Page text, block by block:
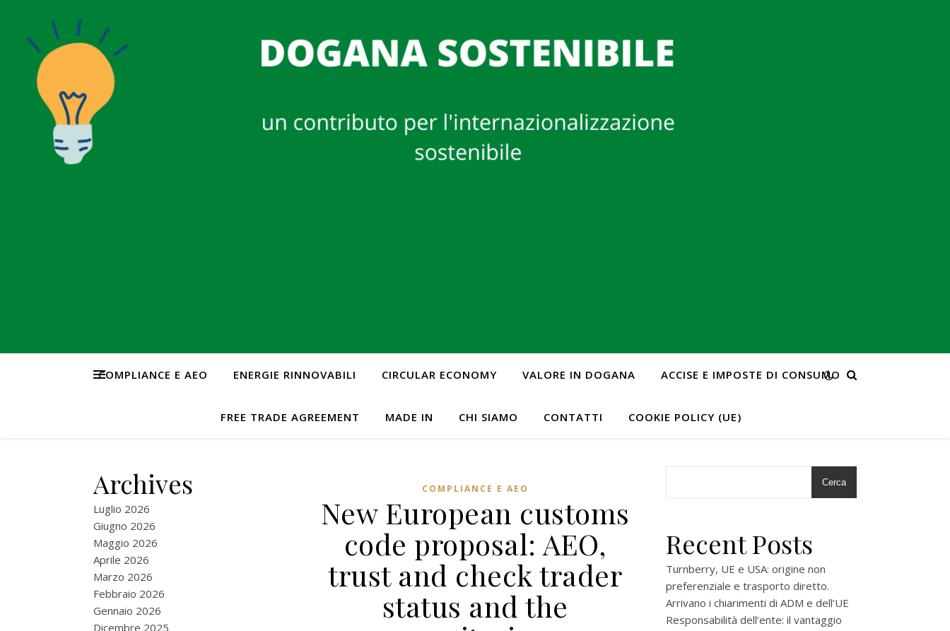
COMPLIANCE E AEO ENERGIE RINNOVABILI CIRCULAR ECONOMY VALORE IN DOGANA ACCISE E IMPOSTE DI CONSUMO
FREE TRADE AGREEMENT MADE IN CHI SIAMO CONTATTI COOKIE POLICY (UE)
Archives
Luglio 2026
Giugno 2026
Maggio 2026
Aprile 2026
Marzo 2026
Febbraio 2026
Gennaio 2026
Dicembre 2025
COMPLIANCE E AEO
New European customs
code proposal: AEO,
trust and check trader
status and the
Cerca
Recent Posts
Turnberry, UE e USA: origine non
preferenziale e trasporto diretto.
Arrivano i chiarimenti di ADM e dell’UE
Responsabilità dell’ente: il vantaggio